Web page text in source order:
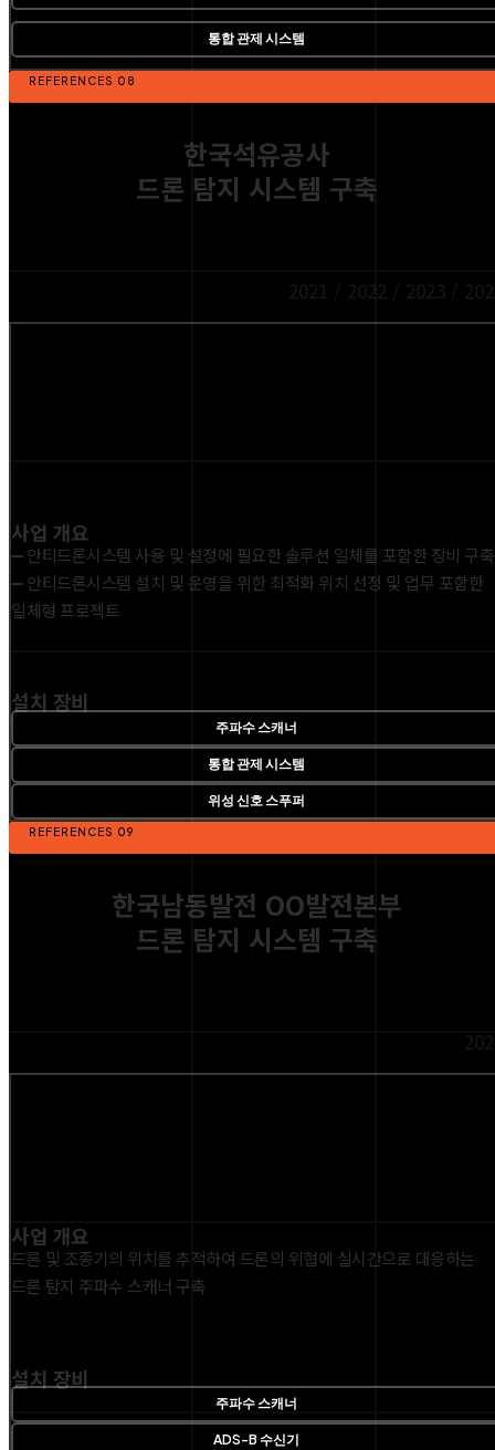
통합 관제 시스템
REFERENCES 08
한국석유공사
드론 탐지 시스템 구축
사업 개요
➖ 안티드론시스템 사용 및 설정에 필요한 솔루션 일체를 포함한 장비 구축
➖ 안티드론시스템 설치 및 운영을 위한 최적화 위치 선정 및 업무 포함한
일체형 프로젝트
설치 장비
주파수 스캐너
통합 관제 시스템
위성 신호 스푸퍼
REFERENCES 09
한국남동발전 OO발전본부
드론 탐지 시스템 구축
사업 개요
드론 및 조종기의 위치를 추적하여 드론의 위협에 실시간으로 대응하는
드론 탐지 주파수 스캐너 구축
설치 장비
주파수 스캐너
ADS-B 수신기